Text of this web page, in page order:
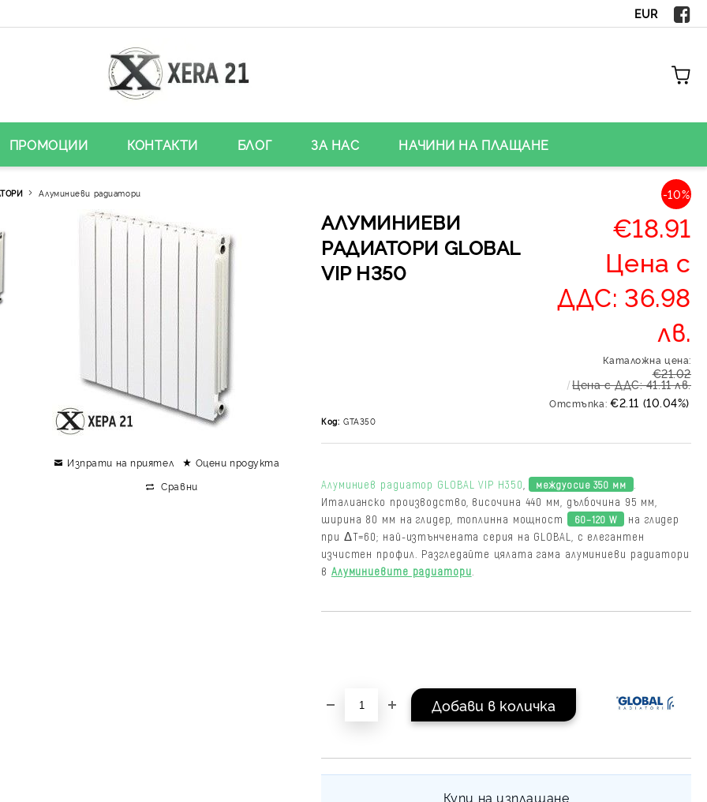
EUR
ПРОМОЦИИ КОНТАКТИ БЛОГ ЗА НАС НАЧИНИ НА ПЛАЩАНЕ
Алуминиеви радиатори
АЛУМИНИЕВИ
РАДИАТОРИ GLOBAL
VIP H350
-10%
€18.91
Цена с
ДДС: 36.98
лв.
Каталожна цена:
€21.02
Цена с ДДС: 41.11 лв.
Отстъпка: €2.11 (10.04%)
Код: GTA350
Алуминиев радиатор GLOBAL VIP H350 , междуосие 350 мм .
Италианско производство, височина 440 мм, дълбочина 95 мм,
ширина 80 мм на глидер, топлинна мощност
60–120 W
на глидер
при ΔT=60; най-изтънчената серия на GLOBAL, с елегантен
изчистен профил. Разгледайте цялата гама алуминиеви радиатори
в Алуминиевите радиатори
Купи на изплащане
Изпрати на приятел
Оцени продукта
Сравни